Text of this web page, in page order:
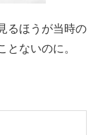
るほうが当時の
ないのに。